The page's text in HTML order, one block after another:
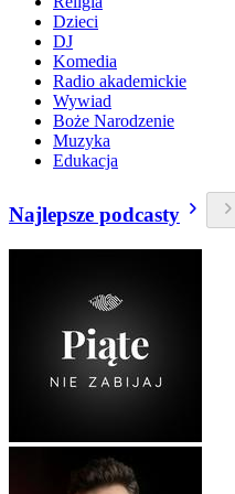
Dzieci
DJ
Komedia
Radio akademickie
Wywiad
Boże Narodzenie
Muzyka
Edukacja
Najlepsze podcasty